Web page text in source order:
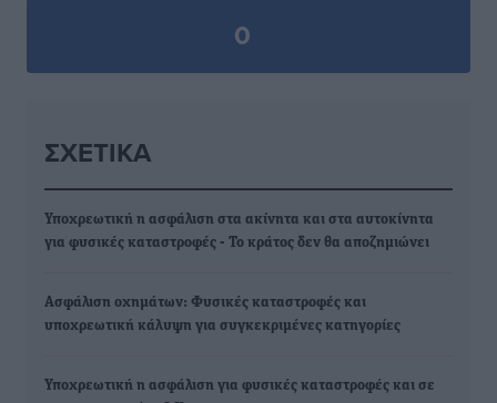
0
ΣΧΕΤΙΚΆ
Υποχρεωτική η ασφάλιση στα ακίνητα και στα αυτοκίνητα
για φυσικές καταστροφές - Το κράτος δεν θα αποζημιώνει
Ασφάλιση οχημάτων: Φυσικές καταστροφές και
υποχρεωτική κάλυψη για συγκεκριμένες κατηγορίες
Υποχρεωτική η ασφάλιση για φυσικές καταστροφές και σε